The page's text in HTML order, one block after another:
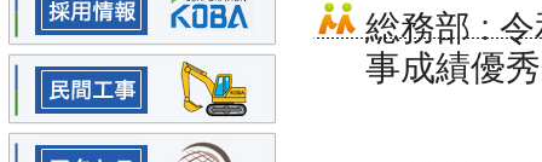
総務部 :
事成績優